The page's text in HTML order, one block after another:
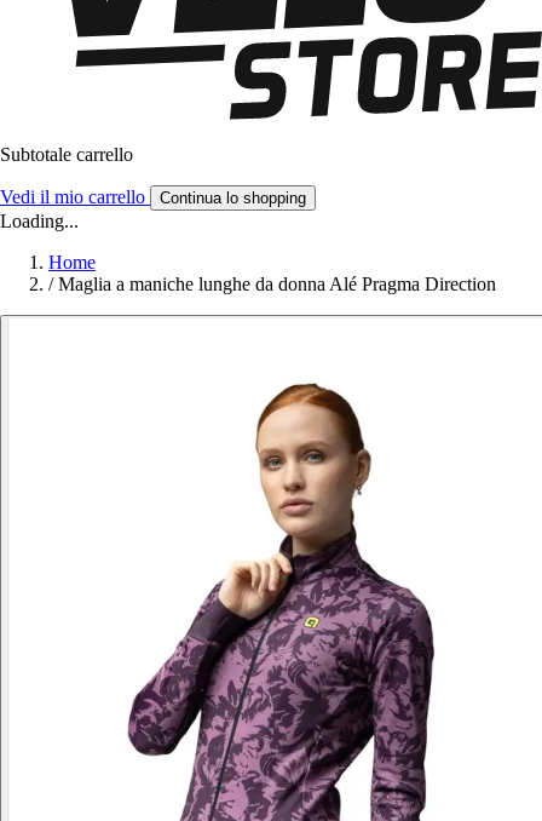
Subtotale carrello
Vedi il mio carrello Continua lo shopping
Loading...
Home
/ Maglia a maniche lunghe da donna Alé Pragma Direction